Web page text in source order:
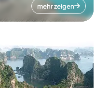
mehr zeigen